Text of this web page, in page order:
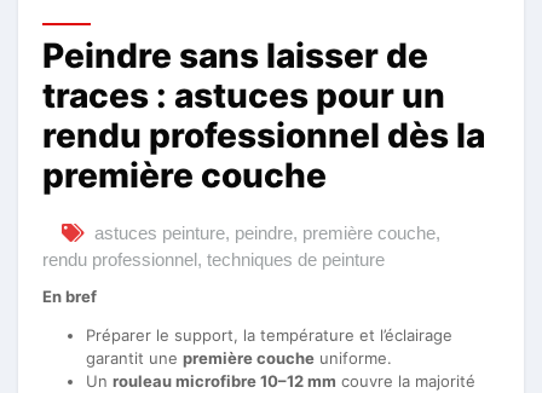
Peindre sans laisser de
traces : astuces pour un
rendu professionnel dès la
première couche
astuces peinture, peindre, première couche,
rendu professionnel, techniques de peinture
En bref
Préparer le support, la température et l’éclairage
garantit une première couche uniforme.
Un rouleau microfibre 10–12 mm couvre la majorité